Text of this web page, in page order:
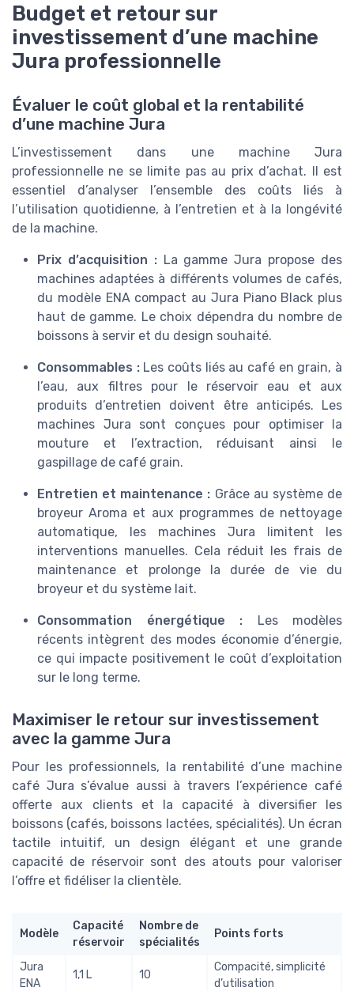
Budget et retour sur
investissement d’une machine
Jura professionnelle
Évaluer le coût global et la rentabilité
d’une machine Jura
L’investissement dans une machine Jura
professionnelle ne se limite pas au prix d’achat. Il est
essentiel d’analyser l’ensemble des coûts liés à
l’utilisation quotidienne, à l’entretien et à la longévité
de la machine.
Prix d’acquisition :La gamme Jura propose des
machines adaptées à différents volumes de cafés,
du modèle ENA compact au Jura Piano Black plus
haut de gamme. Le choix dépendra du nombre de
boissons à servir et du design souhaité.
Consommables :Les coûts liés au café en grain, à
l’eau, aux filtres pour le réservoir eau et aux
produits d’entretien doivent être anticipés. Les
machines Jura sont conçues pour optimiser la
mouture et l’extraction, réduisant ainsi le
gaspillage de café grain.
Entretien et maintenance : Grâce au système de
broyeur Aroma et aux programmes de nettoyage
automatique, les machines Jura limitent les
interventions manuelles. Cela réduit les frais de
maintenance et prolonge la durée de vie du
broyeur et du système lait.
Consommation énergétique : Les modèles
récents intègrent des modes économie d’énergie,
ce qui impacte positivement le coût d’exploitation
sur le long terme.
Maximiser le retour sur investissement
avec la gamme Jura
Pour les professionnels, la rentabilité d’une machine
café Jura s’évalue aussi à travers l’expérience café
offerte aux clients et la capacité à diversifier les
boissons (cafés, boissons lactées, spécialités). Un écran
tactile intuitif, un design élégant et une grande
capacité de réservoir sont des atouts pour valoriser
l’offre et fidéliser la clientèle.
Modèle
Capacité
réservoir
Nombre de
spécialités
Points forts
Jura
ENA
1,1 L 10
Compacité, simplicité
d’utilisation